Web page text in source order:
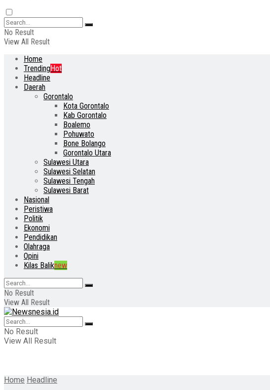
No Result
View All Result
Home
TrendingHot
Headline
Daerah
Gorontalo
Kota Gorontalo
Kab Gorontalo
Boalemo
Pohuwato
Bone Bolango
Gorontalo Utara
Sulawesi Utara
Sulawesi Selatan
Sulawesi Tengah
Sulawesi Barat
Nasional
Peristiwa
Politik
Ekonomi
Pendidikan
Olahraga
Opini
Kilas Baliknew
No Result
View All Result
No Result
View All Result
Home Headline